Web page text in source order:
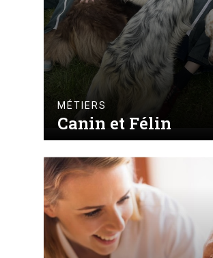
MÉTIERS
Canin et Félin